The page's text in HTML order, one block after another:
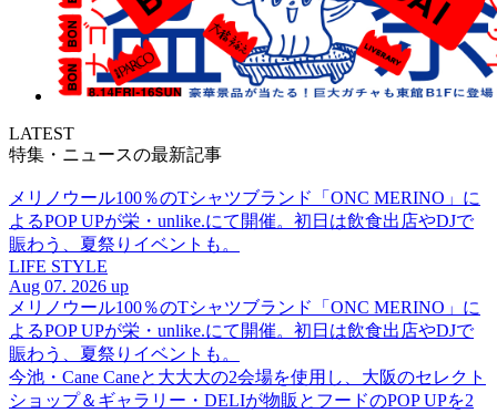
LATEST
特集・ニュースの最新記事
メリノウール100％のTシャツブランド「ONC MERINO」に
よるPOP UPが栄・unlike.にて開催。初日は飲食出店やDJで
賑わう、夏祭りイベントも。
LIFE STYLE
Aug 07. 2026 up
メリノウール100％のTシャツブランド「ONC MERINO」に
よるPOP UPが栄・unlike.にて開催。初日は飲食出店やDJで
賑わう、夏祭りイベントも。
今池・Cane Caneと大大大の2会場を使用し、大阪のセレクト
ショップ＆ギャラリー・DELIが物販とフードのPOP UPを2